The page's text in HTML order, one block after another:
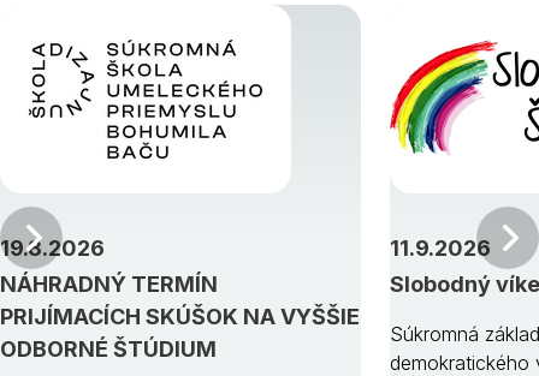
NÁHRADNÝ TERMÍN
PRIJÍMACÍCH SKÚŠOK NA VYŠŠIE
ODBORNÉ ŠTÚDIUM
19.8.2026
Slobodný
11.9.2026
Súkromná
demokratického
Predchádzajúci